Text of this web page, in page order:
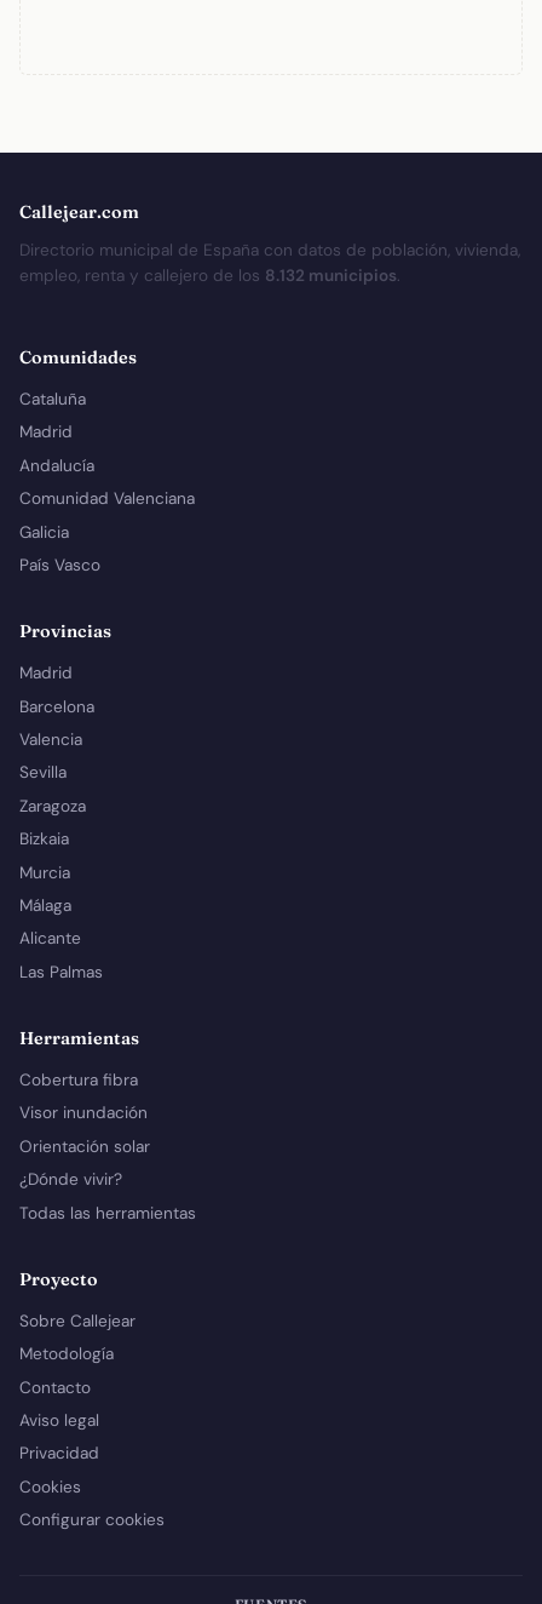
Callejear.com
Directorio municipal de España con datos de población, vivienda,
empleo, renta y callejero de los 8.132 municipios.
Comunidades
Cataluña
Madrid
Andalucía
Comunidad Valenciana
Galicia
País Vasco
Provincias
Madrid
Barcelona
Valencia
Sevilla
Zaragoza
Bizkaia
Murcia
Málaga
Alicante
Las Palmas
Herramientas
Cobertura fibra
Visor inundación
Orientación solar
¿Dónde vivir?
Todas las herramientas
Proyecto
Sobre Callejear
Metodología
Contacto
Aviso legal
Privacidad
Cookies
Configurar cookies